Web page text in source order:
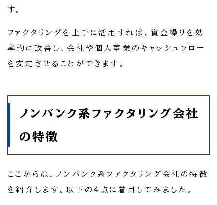
す。
ファクタリングを上手に活用すれば、資金繰りを効
率的に改善し、会社や個人事業のキャッシュフロー
を安定させることができます。
ノンバンク系ファクタリング会社
の特徴
ここからは、ノンバンク系ファクタリング会社の特徴
を紹介します。以下の4点に着目してみました。